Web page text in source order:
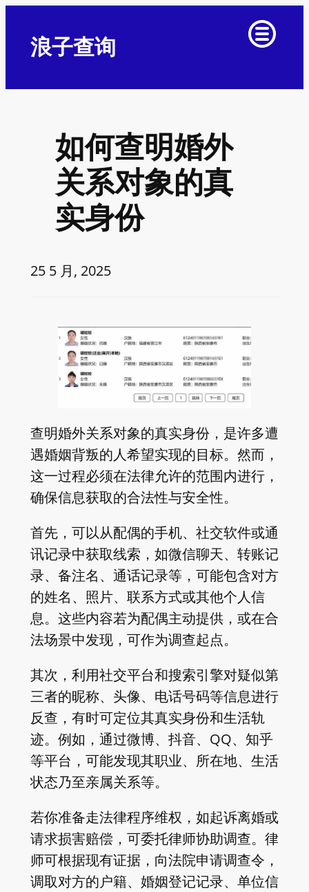
浪子查询
如何查明婚外
关系对象的真
实身份
25 5 月, 2025
查明婚外关系对象的真实身份，是许多遭
遇婚姻背叛的人希望实现的目标。然而，
这一过程必须在法律允许的范围内进行，
确保信息获取的合法性与安全性。
首先，可以从配偶的手机、社交软件或通
讯记录中获取线索，如微信聊天、转账记
录、备注名、通话记录等，可能包含对方
的姓名、照片、联系方式或其他个人信
息。这些内容若为配偶主动提供，或在合
法场景中发现，可作为调查起点。
其次，利用社交平台和搜索引擎对疑似第
三者的昵称、头像、电话号码等信息进行
反查，有时可定位其真实身份和生活轨
迹。例如，通过微博、抖音、QQ、知乎
等平台，可能发现其职业、所在地、生活
状态乃至亲属关系等。
若你准备走法律程序维权，如起诉离婚或
请求损害赔偿，可委托律师协助调查。律
师可根据现有证据，向法院申请调查令，
调取对方的户籍、婚姻登记记录、单位信